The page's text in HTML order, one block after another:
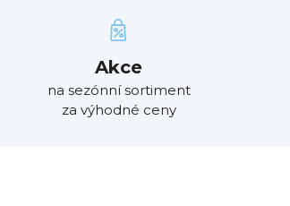
Akce
na sezónní sortiment
za výhodné ceny